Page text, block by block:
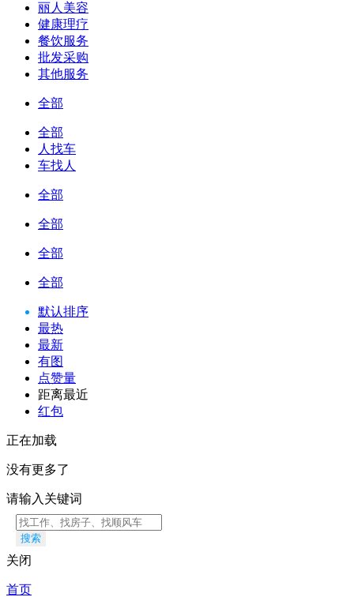
丽人美容
健康理疗
餐饮服务
批发采购
其他服务
全部
全部
人找车
车找人
全部
全部
全部
全部
默认排序
最热
最新
有图
点赞量
距离最近
红包
正在加载
没有更多了
请输入关键词
搜索
关闭
首页